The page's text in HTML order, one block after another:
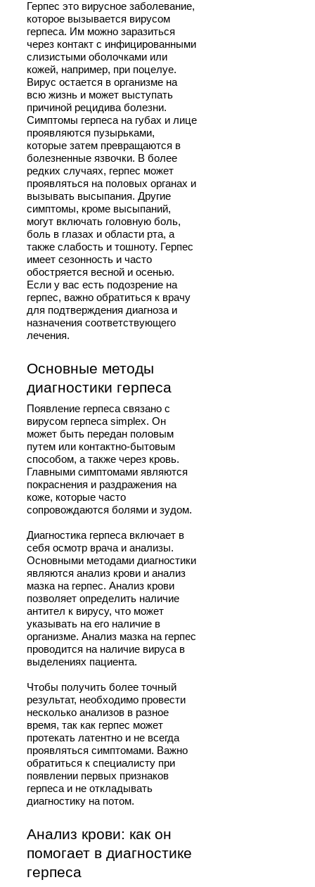
Герпес это вирусное заболевание,
которое вызывается вирусом
герпеса. Им можно заразиться
через контакт с инфицированными
слизистыми оболочками или
кожей, например, при поцелуе.
Вирус остается в организме на
всю жизнь и может выступать
причиной рецидива болезни.
Симптомы герпеса на губах и лице
проявляются пузырьками,
которые затем превращаются в
болезненные язвочки. В более
редких случаях, герпес может
проявляться на половых органах и
вызывать высыпания. Другие
симптомы, кроме высыпаний,
могут включать головную боль,
боль в глазах и области рта, а
также слабость и тошноту. Герпес
имеет сезонность и часто
обостряется весной и осенью.
Если у вас есть подозрение на
герпес, важно обратиться к врачу
для подтверждения диагноза и
назначения соответствующего
лечения.
Основные методы
диагностики герпеса
Появление герпеса связано с
вирусом герпеса simplex. Он
может быть передан половым
путем или контактно-бытовым
способом, а также через кровь.
Главными симптомами являются
покраснения и раздражения на
коже, которые часто
сопровождаются болями и зудом.
Диагностика герпеса включает в
себя осмотр врача и анализы.
Основными методами диагностики
являются анализ крови и анализ
мазка на герпес. Анализ крови
позволяет определить наличие
антител к вирусу, что может
указывать на его наличие в
организме. Анализ мазка на герпес
проводится на наличие вируса в
выделениях пациента.
Чтобы получить более точный
результат, необходимо провести
несколько анализов в разное
время, так как герпес может
протекать латентно и не всегда
проявляться симптомами. Важно
обратиться к специалисту при
появлении первых признаков
герпеса и не откладывать
диагностику на потом.
Анализ крови: как он
помогает в диагностике
герпеса